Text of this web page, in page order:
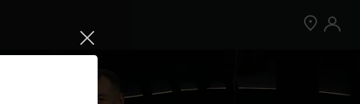
Jetzt Peloton App kostenlos testen
Bedingungen gelten.¹